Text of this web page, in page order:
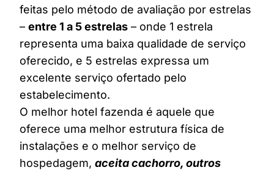
feitas pelo método de avaliação por estrelas
– entre 1 a 5 estrelas – onde 1 estrela
representa uma baixa qualidade de serviço
oferecido, e 5 estrelas expressa um
excelente serviço ofertado pelo
estabelecimento.
O melhor hotel fazenda é aquele que
oferece uma melhor estrutura física de
instalações e o melhor serviço de
hospedagem, aceita cachorro, outros